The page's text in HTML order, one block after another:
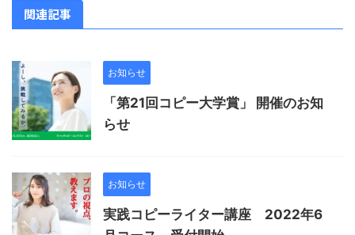
関連記事
お知らせ
「第21回コピー大学賞」 開催のお知
らせ
お知らせ
実践コピーライター講座 2022年6